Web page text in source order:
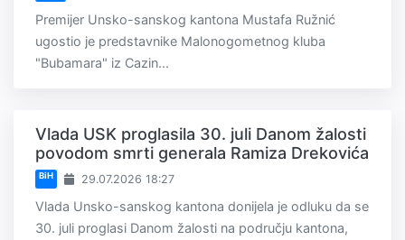
Premijer Unsko-sanskog kantona Mustafa Ružnić
ugostio je predstavnike Malonogometnog kluba
"Bubamara" iz Cazin...
Vlada USK proglasila 30. juli Danom žalosti
povodom smrti generala Ramiza Drekovića
BiH 29.07.2026 18:27
Vlada Unsko-sanskog kantona donijela je odluku da se
30. juli proglasi Danom žalosti na području kantona,